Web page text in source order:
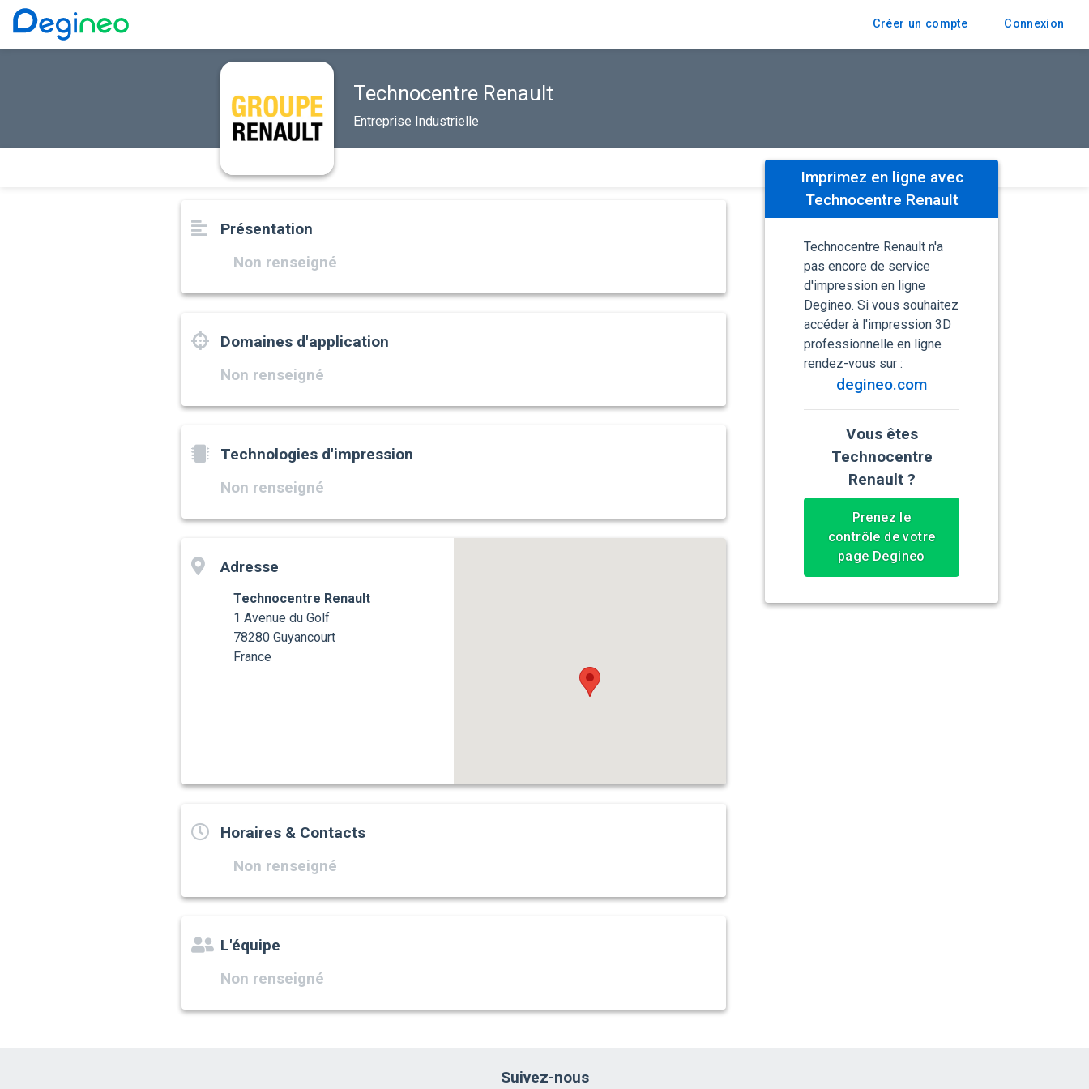
Créer un compte Connexion
Technocentre Renault
Entreprise Industrielle
Présentation
Non renseigné
Domaines d'application
Non renseigné
Technologies d'impression
Non renseigné
Adresse
Technocentre Renault
1 Avenue du Golf
78280 Guyancourt
France
Horaires & Contacts
Non renseigné
L'équipe
Non renseigné
Imprimez en ligne avec
Technocentre Renault
Technocentre Renault n'a
pas encore de service
d'impression en ligne
Degineo. Si vous souhaitez
accéder à l'impression 3D
professionnelle en ligne
rendez-vous sur :
degineo.com
Vous êtes
Technocentre
Renault ?
Prenez le
contrôle de votre
page Degineo
Suivez-nous